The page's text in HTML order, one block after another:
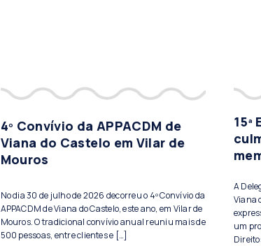
4º Convívio da APPACDM de
Viana do Castelo em Vilar de
Mouros
No dia 30 de julho de 2026 decorreu o 4º Convívio da
APPACDM de Viana do Castelo, este ano, em Vilar de
Mouros. O tradicional convívio anual reuniu mais de
500 pessoas, entre clientes e […]
15ª
A
Viana
um